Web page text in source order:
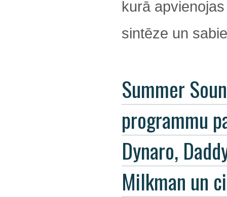
kurā
sintēze un
Summer
programmu
Dynaro,
Milkman un